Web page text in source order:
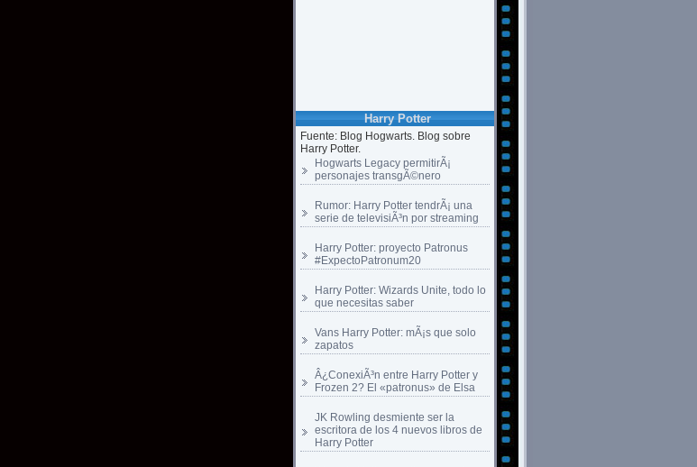
Harry Potter
Fuente: Blog Hogwarts. Blog sobre
Harry Potter.
Hogwarts Legacy permitirÃ¡
personajes transgÃ©nero
Rumor: Harry Potter tendrÃ¡ una
serie de televisiÃ³n por streaming
Harry Potter: proyecto Patronus
#ExpectoPatronum20
Harry Potter: Wizards Unite, todo lo
que necesitas saber
Vans Harry Potter: mÃ¡s que solo
zapatos
Â¿ConexiÃ³n entre Harry Potter y
Frozen 2? El «patronus» de Elsa
JK Rowling desmiente ser la
escritora de los 4 nuevos libros de
Harry Potter